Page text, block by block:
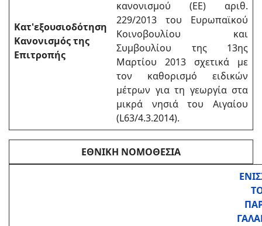
Κατ'εξουσιοδότηση
Κανονισμός της
Επιτροπής
κανονισμού (ΕΕ) αριθ.
229/2013 του Ευρωπαϊκού
Κοινοβουλίου και
Συμβουλίου της 13ης
Μαρτίου 2013 σχετικά με
τον καθορισμό ειδικών
μέτρων για τη γεωργία στα
μικρά νησιά του Αιγαίου
(L63/4.3.2014).
ΕΘΝΙΚΗ ΝΟΜΟΘΕΣΙΑ